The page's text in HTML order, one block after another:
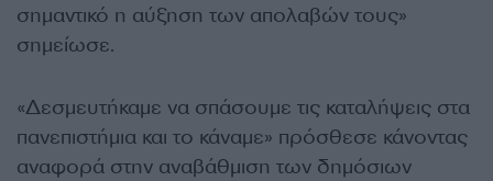
σημαντικό η αύξηση των απολαβών τους»
σημείωσε.
«Δεσμευτήκαμε να σπάσουμε τις καταλήψεις στα
πανεπιστήμια και το κάναμε» πρόσθεσε κάνοντας
αναφορά στην αναβάθμιση των δημόσιων